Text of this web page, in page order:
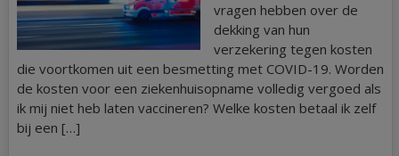
vragen hebben over de
dekking van hun
verzekering tegen kosten
die voortkomen uit een besmetting met COVID-19. Worden
de kosten voor een ziekenhuisopname volledig vergoed als
ik mij niet heb laten vaccineren? Welke kosten betaal ik zelf
bij een […]